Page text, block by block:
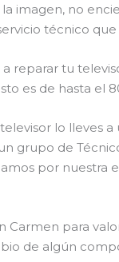
imagen, no
técnico que
reparar tu
es de hasta el
lo lleves
grupo de
por nuestra
para
de algún